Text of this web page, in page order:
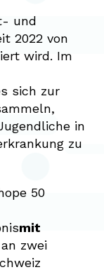
und
2022 von
wird. Im
sich zur
in
zu
50
mit
an zwei